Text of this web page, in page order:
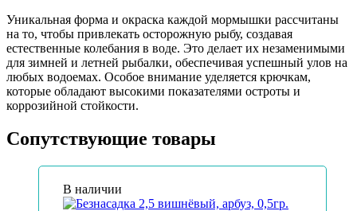
Уникальная форма и окраска каждой мормышки рассчитаны
на то, чтобы привлекать осторожную рыбу, создавая
естественные колебания в воде. Это делает их незаменимыми
для зимней и летней рыбалки, обеспечивая успешный улов на
любых водоемах. Особое внимание уделяется крючкам,
которые обладают высокими показателями остроты и
коррозийной стойкости.
Сопутствующие товары
В наличии